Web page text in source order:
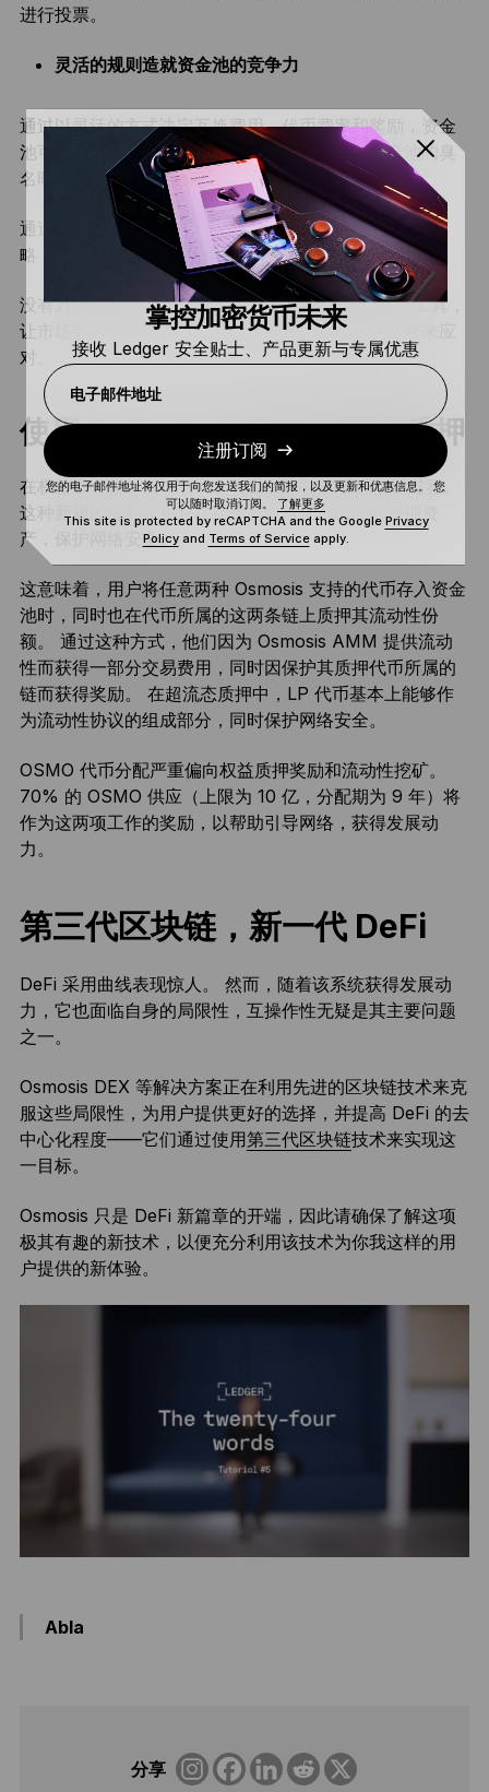
进行投票。
灵活的规则造就资金池的竞争力
通过以灵活的方式决定互换费用、代币费率和奖励，资金
池可以成功响应市场变化——与至今一直困扰资金池的臭
名昭著的不稳定性问题作斗争。
通过这一层额外定制，Osmosis 帮助开发者调整最佳策
略，响应不断变化的市场条件，确保资金池获得成功。
没有万能的解决方案。 Osmosis 的解决方法是提供工具，
让市场参与者可以自我识别机会并通过调整各种参数来应
对。
使用 OSMO 代币进行超流态质押
在权益质押方面，Osmosis 使用独特的超流态质押过程。
这种新颖的流程让用户在提供资金池资产的同时质押资
产，保护网络安全。
这意味着，用户将任意两种 Osmosis 支持的代币存入资金
池时，同时也在代币所属的这两条链上质押其流动性份
额。 通过这种方式，他们因为 Osmosis AMM 提供流动
性而获得一部分交易费用，同时因保护其质押代币所属的
链而获得奖励。 在超流态质押中，LP 代币基本上能够作
为流动性协议的组成部分，同时保护网络安全。
OSMO 代币分配严重偏向权益质押奖励和流动性挖矿。
70% 的 OSMO 供应（上限为 10 亿，分配期为 9 年）将
作为这两项工作的奖励，以帮助引导网络，获得发展动
力。
第三代区块链，新一代 DeFi
DeFi 采用曲线表现惊人。 然而，随着该系统获得发展动
力，它也面临自身的局限性，互操作性无疑是其主要问题
之一。
Osmosis DEX 等解决方案正在利用先进的区块链技术来克
服这些局限性，为用户提供更好的选择，并提高 DeFi 的去
中心化程度——它们通过使用第三代区块链技术来实现这
一目标。
Osmosis 只是 DeFi 新篇章的开端，因此请确保了解这项
极其有趣的新技术，以便充分利用该技术为你我这样的用
户提供的新体验。
Abla
分享
掌控加密货币未来
接收 Ledger 安全贴士、产品更新与专属优惠
电子邮件地址
注册订阅
您的电子邮件地址将仅用于向您发送我们的简报，以及更新和优惠信息。 您
可以随时取消订阅。 了解更多
This site is protected by reCAPTCHA and the Google Privacy
Policyand Terms of Serviceapply.